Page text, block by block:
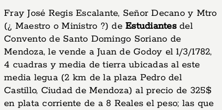
Fray José Regis Escalante, Señor Decano y Mtro
(¿ Maestro o Ministro ?) de Estudiantesdel
Convento de Santo Domingo Soriano de
Mendoza, le vende a Juan de Godoy el 1/3/1782,
4 cuadras y media de tierra ubicadas al este
media legua (2 km de la plaza Pedro del
Castillo, Ciudad de Mendoza) al precio de 325$
en plata corriente de a 8 Reales el peso; las que